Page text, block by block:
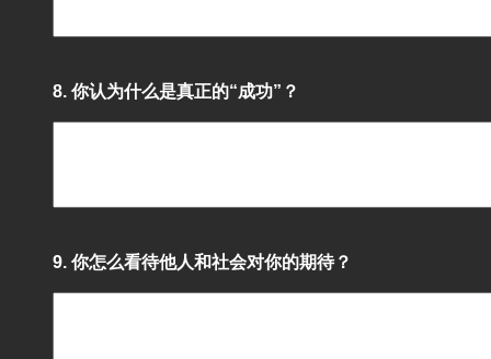
8. 你认为什么是真正的“成功”？
9. 你怎么看待他人和社会对你的期待？